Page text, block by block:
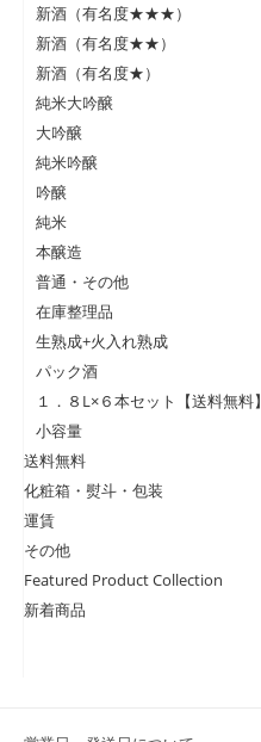
新酒（有名度★★★）
新酒（有名度★★）
新酒（有名度★）
純米大吟醸
大吟醸
純米吟醸
吟醸
純米
本醸造
普通・その他
在庫整理品
生熟成+火入れ熟成
パック酒
１．８L×６本セット【送料無料】
小容量
送料無料
化粧箱・熨斗・包装
運賃
その他
Featured Product Collection
新着商品